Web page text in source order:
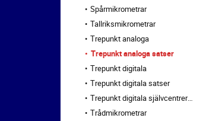
Spårmikrometrar
Tallriksmikrometrar
Trepunkt analoga
Trepunkt analoga satser
Trepunkt digitala
Trepunkt digitala satser
Trepunkt digitala självcentrerande
Trådmikrometrar